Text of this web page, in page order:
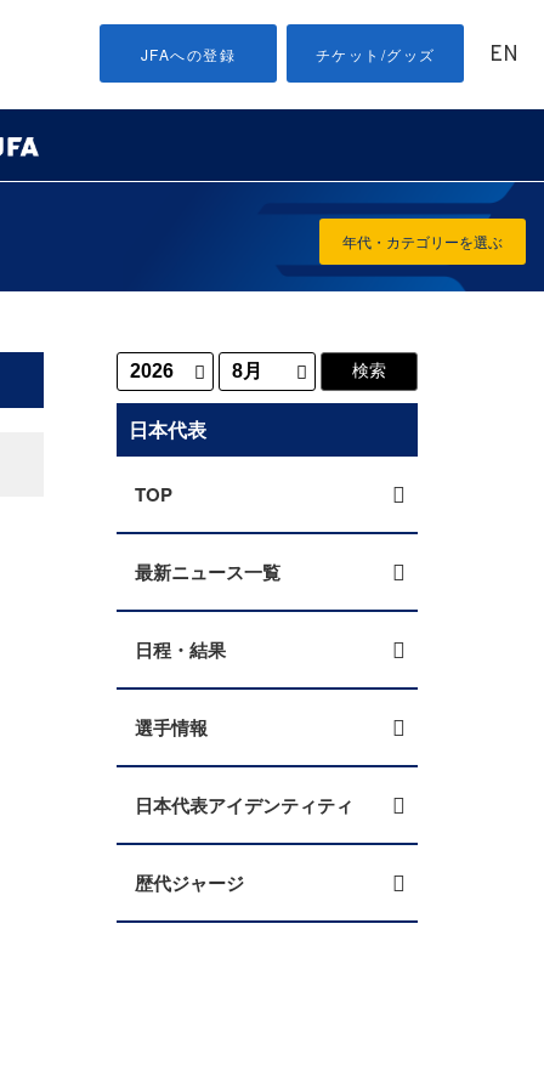
JFAへの登録 チケット/グッズ EN
年代・カテゴリーを選ぶ
日本代表
TOP
最新ニュース一覧
日程・結果
選手情報
日本代表アイデンティティ
歴代ジャージ